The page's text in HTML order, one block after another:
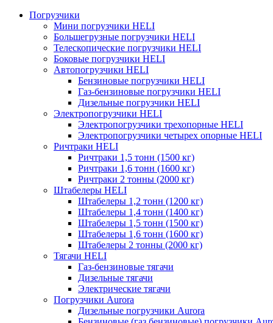
Погрузчики
Мини погрузчики HELI
Большегрузные погрузчики HELI
Телескопические погрузчики HELI
Боковые погрузчики HELI
Автопогрузчики HELI
Бензиновые погрузчики HELI
Газ-бензиновые погрузчики HELI
Дизельные погрузчики HELI
Электропогрузчики HELI
Электропогрузчики трехопорные HELI
Электропогрузчики четырех опорные HELI
Ричтраки HELI
Ричтраки 1,5 тонн (1500 кг)
Ричтраки 1,6 тонн (1600 кг)
Ричтраки 2 тонны (2000 кг)
Штабелеры HELI
Штабелеры 1,2 тонн (1200 кг)
Штабелеры 1,4 тонн (1400 кг)
Штабелеры 1,5 тонн (1500 кг)
Штабелеры 1,6 тонн (1600 кг)
Штабелеры 2 тонны (2000 кг)
Тягачи HELI
Газ-бензиновые тягачи
Дизельные тягачи
Электрические тягачи
Погрузчики Aurora
Дизельные погрузчики Aurora